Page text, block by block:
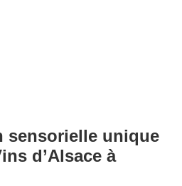
sensorielle unique
d’Alsace à